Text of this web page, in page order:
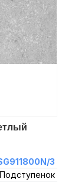
3
Подступенок